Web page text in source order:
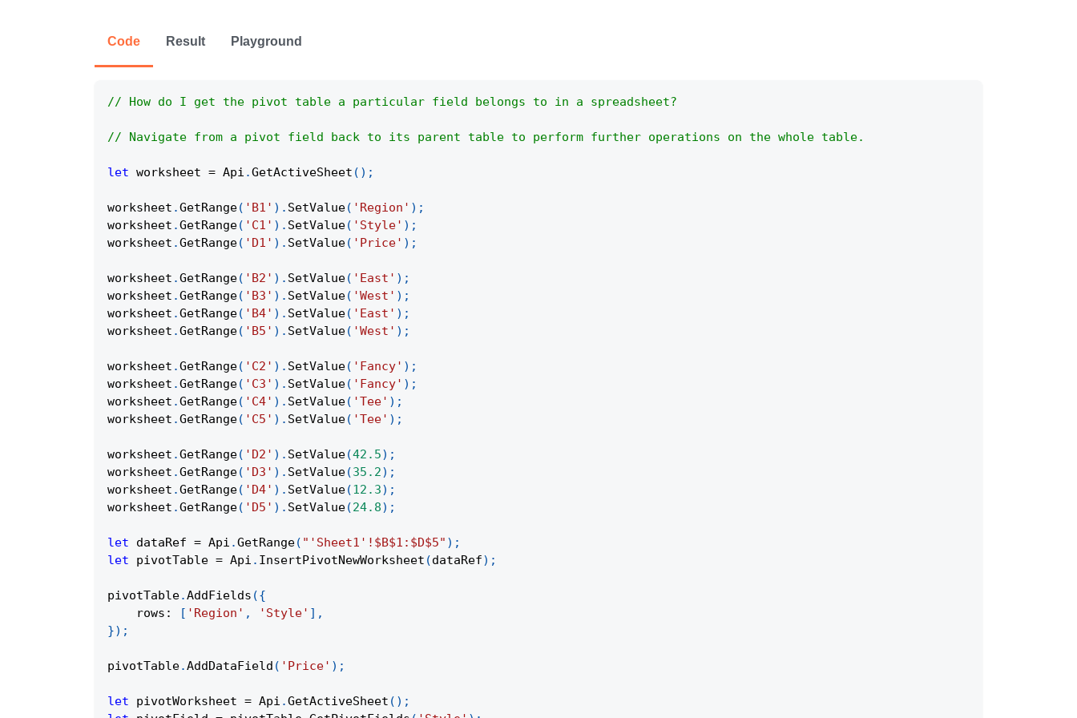
Code Result Playground
// How do I get the pivot table a particular field belongs to in a spreadsheet?
// Navigate from a pivot field back to its parent table to perform further operations on the whole table.
let worksheet = Api .GetActiveSheet ( ) ;
worksheet .GetRange( 'B1' ) . SetValue( 'Region' ) ;
worksheet .GetRange( 'C1' ) . SetValue( 'Style' ) ;
worksheet .GetRange( 'D1' ) . SetValue( 'Price' ) ;
worksheet .GetRange( 'B2' ) . SetValue( 'East' ) ;
worksheet .GetRange( 'B3' ) . SetValue( 'West' ) ;
worksheet .GetRange( 'B4' ) . SetValue( 'East' ) ;
worksheet .GetRange( 'B5' ) . SetValue( 'West' ) ;
worksheet .GetRange( 'C2' ) . SetValue( 'Fancy' ) ;
worksheet .GetRange( 'C3' ) . SetValue( 'Fancy' ) ;
worksheet .GetRange( 'C4' ) . SetValue( 'Tee' ) ;
worksheet .GetRange( 'C5' ) . SetValue( 'Tee' ) ;
worksheet .GetRange( 'D2' ) . SetValue(42.5) ;
worksheet .GetRange( 'D3' ) . SetValue(35.2) ;
worksheet .GetRange( 'D4' ) . SetValue(12.3) ;
worksheet .GetRange( 'D5' ) . SetValue(24.8) ;
let dataRef = Api .GetRange( "'Sheet1'!$B$1:$D$5" ) ;
let pivotTable = Api . InsertPivotNewWorksheet (dataRef) ;
pivotTable.AddFields ({
rows : [ 'Region' , 'Style' ] ,
}) ;
pivotTable.AddDataField ( 'Price' ) ;
let pivotWorksheet = Api .GetActiveSheet ( ) ;